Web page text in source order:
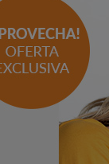
Publicado el